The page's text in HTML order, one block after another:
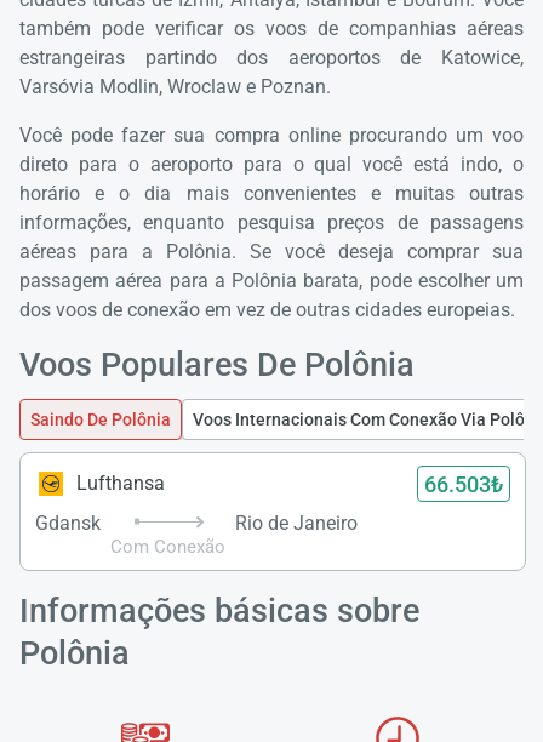
também pode verificar os voos de companhias aéreas
estrangeiras partindo dos aeroportos de Katowice,
Varsóvia Modlin, Wroclaw e Poznan.
Você pode fazer sua compra online procurando um voo
direto para o aeroporto para o qual você está indo, o
horário e o dia mais convenientes e muitas outras
informações, enquanto pesquisa preços de passagens
aéreas para a Polônia. Se você deseja comprar sua
passagem aérea para a Polônia barata, pode escolher um
dos voos de conexão em vez de outras cidades europeias.
Voos Populares De Polônia
Saindo De Polônia Voos Internacionais Com Conexão Via
Lufthansa 66.503₺
Gdansk
Com Conexão
Rio de Janeiro
Informações básicas sobre
Polônia